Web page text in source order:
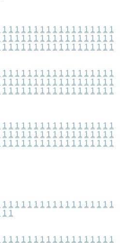
1 1 1 1 1 1 1 1 1 1 1 1 1 1 1 1 1 1
1 1 1 1 1 1 1 1 1 1 1 1 1 1 1 1 1 1
1 1 1 1 1 1 1 1 1 1 1 1 1 1 1 1 1 1
1 1 1 1 1 1 1 1 1 1 1 1 1 1 1 1 1 1
1 1 1 1 1 1 1 1 1 1 1 1 1 1 1 1 1 1
1 1 1 1 1 1 1 1 1 1 1 1 1 1 1 1 1 1
1 1 1 1 1 1 1 1 1 1 1 1 1 1 1 1 1 1
1 1 1 1 1 1 1 1 1 1 1 1 1 1 1 1 1 1
1 1 1 1 1 1 1 1 1 1 1 1 1 1 1 1 1 1
1 1 1 1 1 1 1 1 1 1 1 1 1 1 1 1 1 1
1 1
1 1 1 1 1 1 1 1 1 1 1 1 1 1 1 1 1 1